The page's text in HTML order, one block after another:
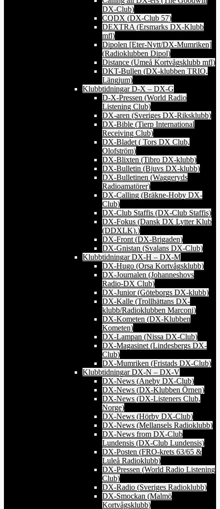
DX-Club)
CQDX (DX-Club 57)
DEXTRA (Ersmarks DX-Klubb
mfl)
Dipolen [Eter-Nytt/DX-Mumriken]
(Radioklubben Dipol)
Distance (Umeå Kortvågsklubb mfl)
DKT-Bullen (DX-klubben TRIO,
Längjum)
Klubbtidningar D-X – DX-G
D-X-Pressen (World Radio
Listening Club)
DX-aren (Sveriges DX-Riksklubb)
DX-Bible (Tierp International
Receiving Club)
DX-Bladet ( Tors DX Club,
Olofström)
DX-Blixten (Tibro DX-klubb)
DX-Bulletin (Bjuvs DX-klubb)
DX-Bulletinen (Waggeryds
Radioamatörer)
DX-Calling (Bräkne-Hoby DX-
Club)
DX-Club Staffis (DX-Club Staffis)
DX-Fokus (Dansk DX Lytter Klub
(DDXLK).)
DX-Front (DX-Brigaden)
DX-Gnistan (Svalans DX-Club)
Klubbtidningar DX-H – DX-M
DX-Hugo (Orsa Kortvågsklubb)
DX-Journalen (Johanneshovs
Radio-DX Club)
DX-Junior (Göteborgs DX-klubb)
DX-Kalle (Trollhättans DX-
klubb/Radioklubben Marconi)
DX-Kometen (DX-Klubben
Kometen)
DX-Lampan (Nissa DX-Club)
DX-Magasinet (Lindesbergs DX-
Club)
DX-Mumriken (Fristads DX-Club)
Klubbtidningar DX-N – DX-V
DX-News (Aneby DX-Club)
DX-News (DX-Klubben Örnen)
DX-News (DX-Listeners Club,
Norge)
DX-News (Hörby DX-Club)
DX-News (Mellansels Radioklubb)
DX-News from DX-Club
Lundensis (DX-Club Lundensis)
DX-Posten (FRO-krets 63/65 &
Luleå Radioklubb)
DX-Pressen (World Radio Listening
Club)
DX-Radio (Sveriges Radioklubb)
DX-Smockan (Malmö
Kortvågsklubb)